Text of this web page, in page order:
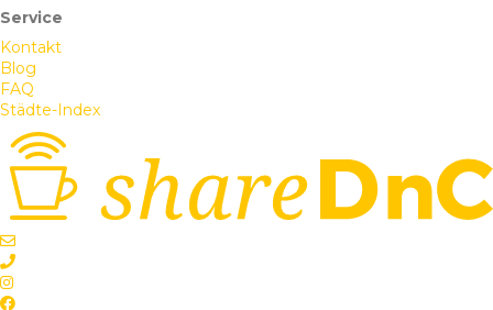
Service
Kontakt
Blog
FAQ
Städte-Index